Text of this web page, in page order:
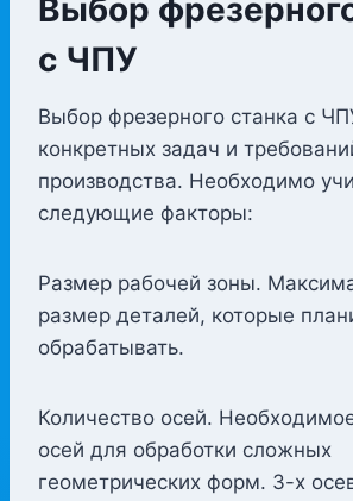
Выбор
с ЧПУ
Выбор фрезерного станка с
конкретных задач и
производства. Необходимо
следующие факторы:
Размер рабочей зоны.
размер деталей, которые
обрабатывать.
Количество осей.
осей для обработки сложных
геометрических форм. 3-х